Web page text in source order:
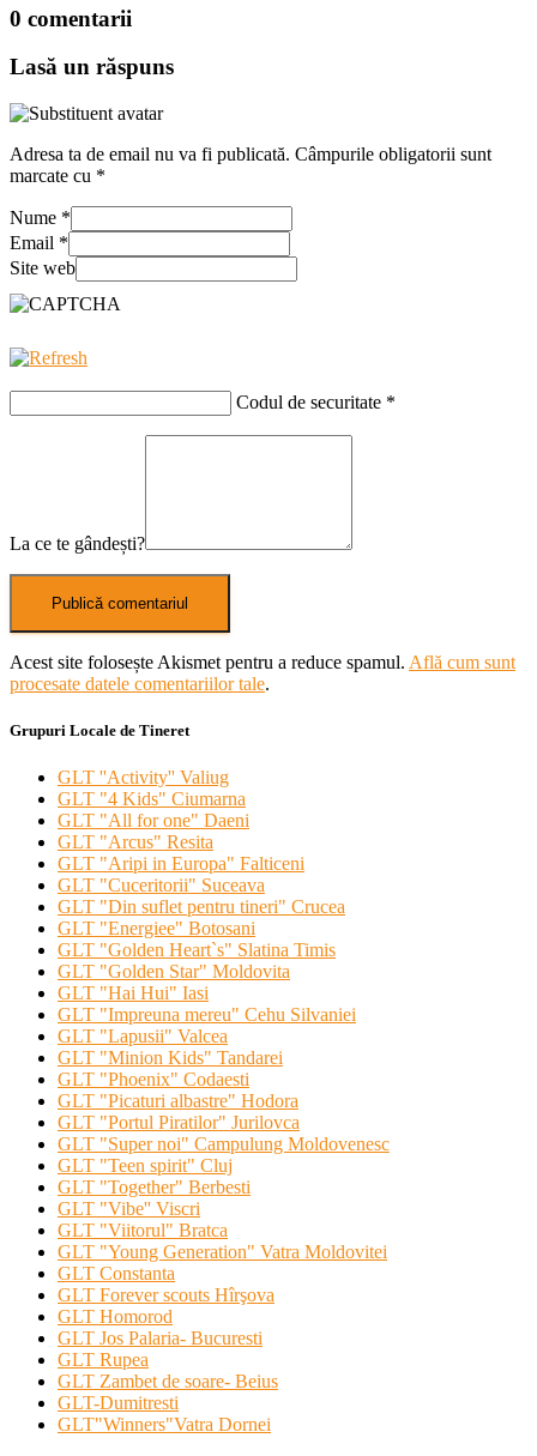
0 comentarii
Lasă un răspuns
Adresa ta de email nu va fi publicată. Câmpurile obligatorii sunt
marcate cu *
Nume *
Email *
Site web
Codul de securitate *
La ce te gândești?
Acest site folosește Akismet pentru a reduce spamul. Află cum sunt
procesate datele comentariilor tale.
Grupuri Locale de Tineret
GLT ''Activity'' Valiug
GLT "4 Kids" Ciumarna
GLT "All for one" Daeni
GLT "Arcus" Resita
GLT "Aripi in Europa" Falticeni
GLT "Cuceritorii" Suceava
GLT "Din suflet pentru tineri" Crucea
GLT "Energiee" Botosani
GLT "Golden Heart`s" Slatina Timis
GLT "Golden Star" Moldovita
GLT "Hai Hui" Iasi
GLT "Impreuna mereu" Cehu Silvaniei
GLT "Lapusii" Valcea
GLT "Minion Kids" Tandarei
GLT "Phoenix" Codaesti
GLT "Picaturi albastre" Hodora
GLT "Portul Piratilor" Jurilovca
GLT "Super noi" Campulung Moldovenesc
GLT "Teen spirit" Cluj
GLT "Together" Berbesti
GLT "Vibe'' Viscri
GLT "Viitorul" Bratca
GLT "Young Generation" Vatra Moldovitei
GLT Constanta
GLT Forever scouts Hîrşova
GLT Homorod
GLT Jos Palaria- Bucuresti
GLT Rupea
GLT Zambet de soare- Beius
GLT-Dumitresti
GLT"Winners"Vatra Dornei